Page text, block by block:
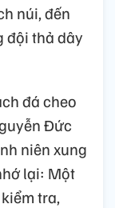
núi, đến
đội thả dây
đá cheo
Đức
niên xung
lại: Một
tra,